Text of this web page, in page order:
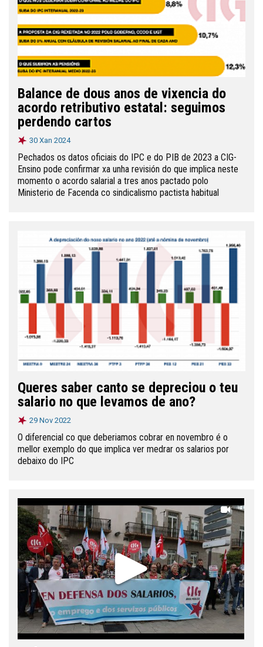
Balance de dous anos de vixencia do
acordo retributivo estatal: seguimos
perdendo cartos
30 Xan 2024
Pechados os datos oficiais do IPC e do PIB de 2023 a CIG-
Ensino pode confirmar xa unha revisión do que implica neste
momento o acordo salarial a tres anos pactado polo
Ministerio de Facenda co sindicalismo pactista habitual
Queres saber canto se depreciou o teu
salario no que levamos de ano?
29 Nov 2022
O diferencial co que deberiamos cobrar en novembro é o
mellor exemplo do que implica ver medrar os salarios por
debaixo do IPC